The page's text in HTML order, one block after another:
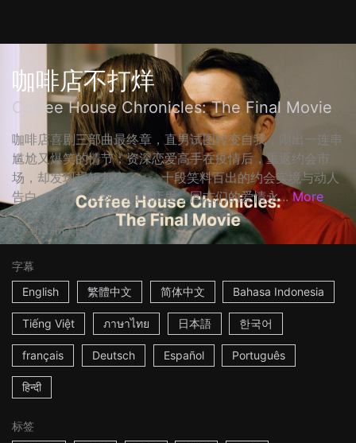
咖啡店不打烊
Coffee House Chronicles: The Final Movie
咖啡店喜剧三部曲最终章，直男试图转变自我，闹出一连串
尴尬又爆笑的情节；资深恋爱高手在疫情后，重返约会市
场，却发现规矩都变了...。十段笑料百出的约会实境与动人
告白，原来，在这个咖啡店里，同志们的爱情永... More
1h37m美国2024
字幕
English
繁體中文 简体中文 Bahasa Indonesia
Tiếng Việt ภาษาไทย 日本語 한국어
français Deutsch Español Português
हिन्दी
标签